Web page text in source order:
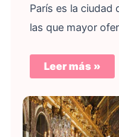
París es la ciudad
las que mayor
Leer más »